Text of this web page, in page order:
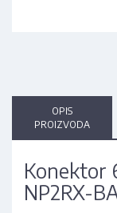
OPIS
PROIZVODA
Konektor
NP2RX-